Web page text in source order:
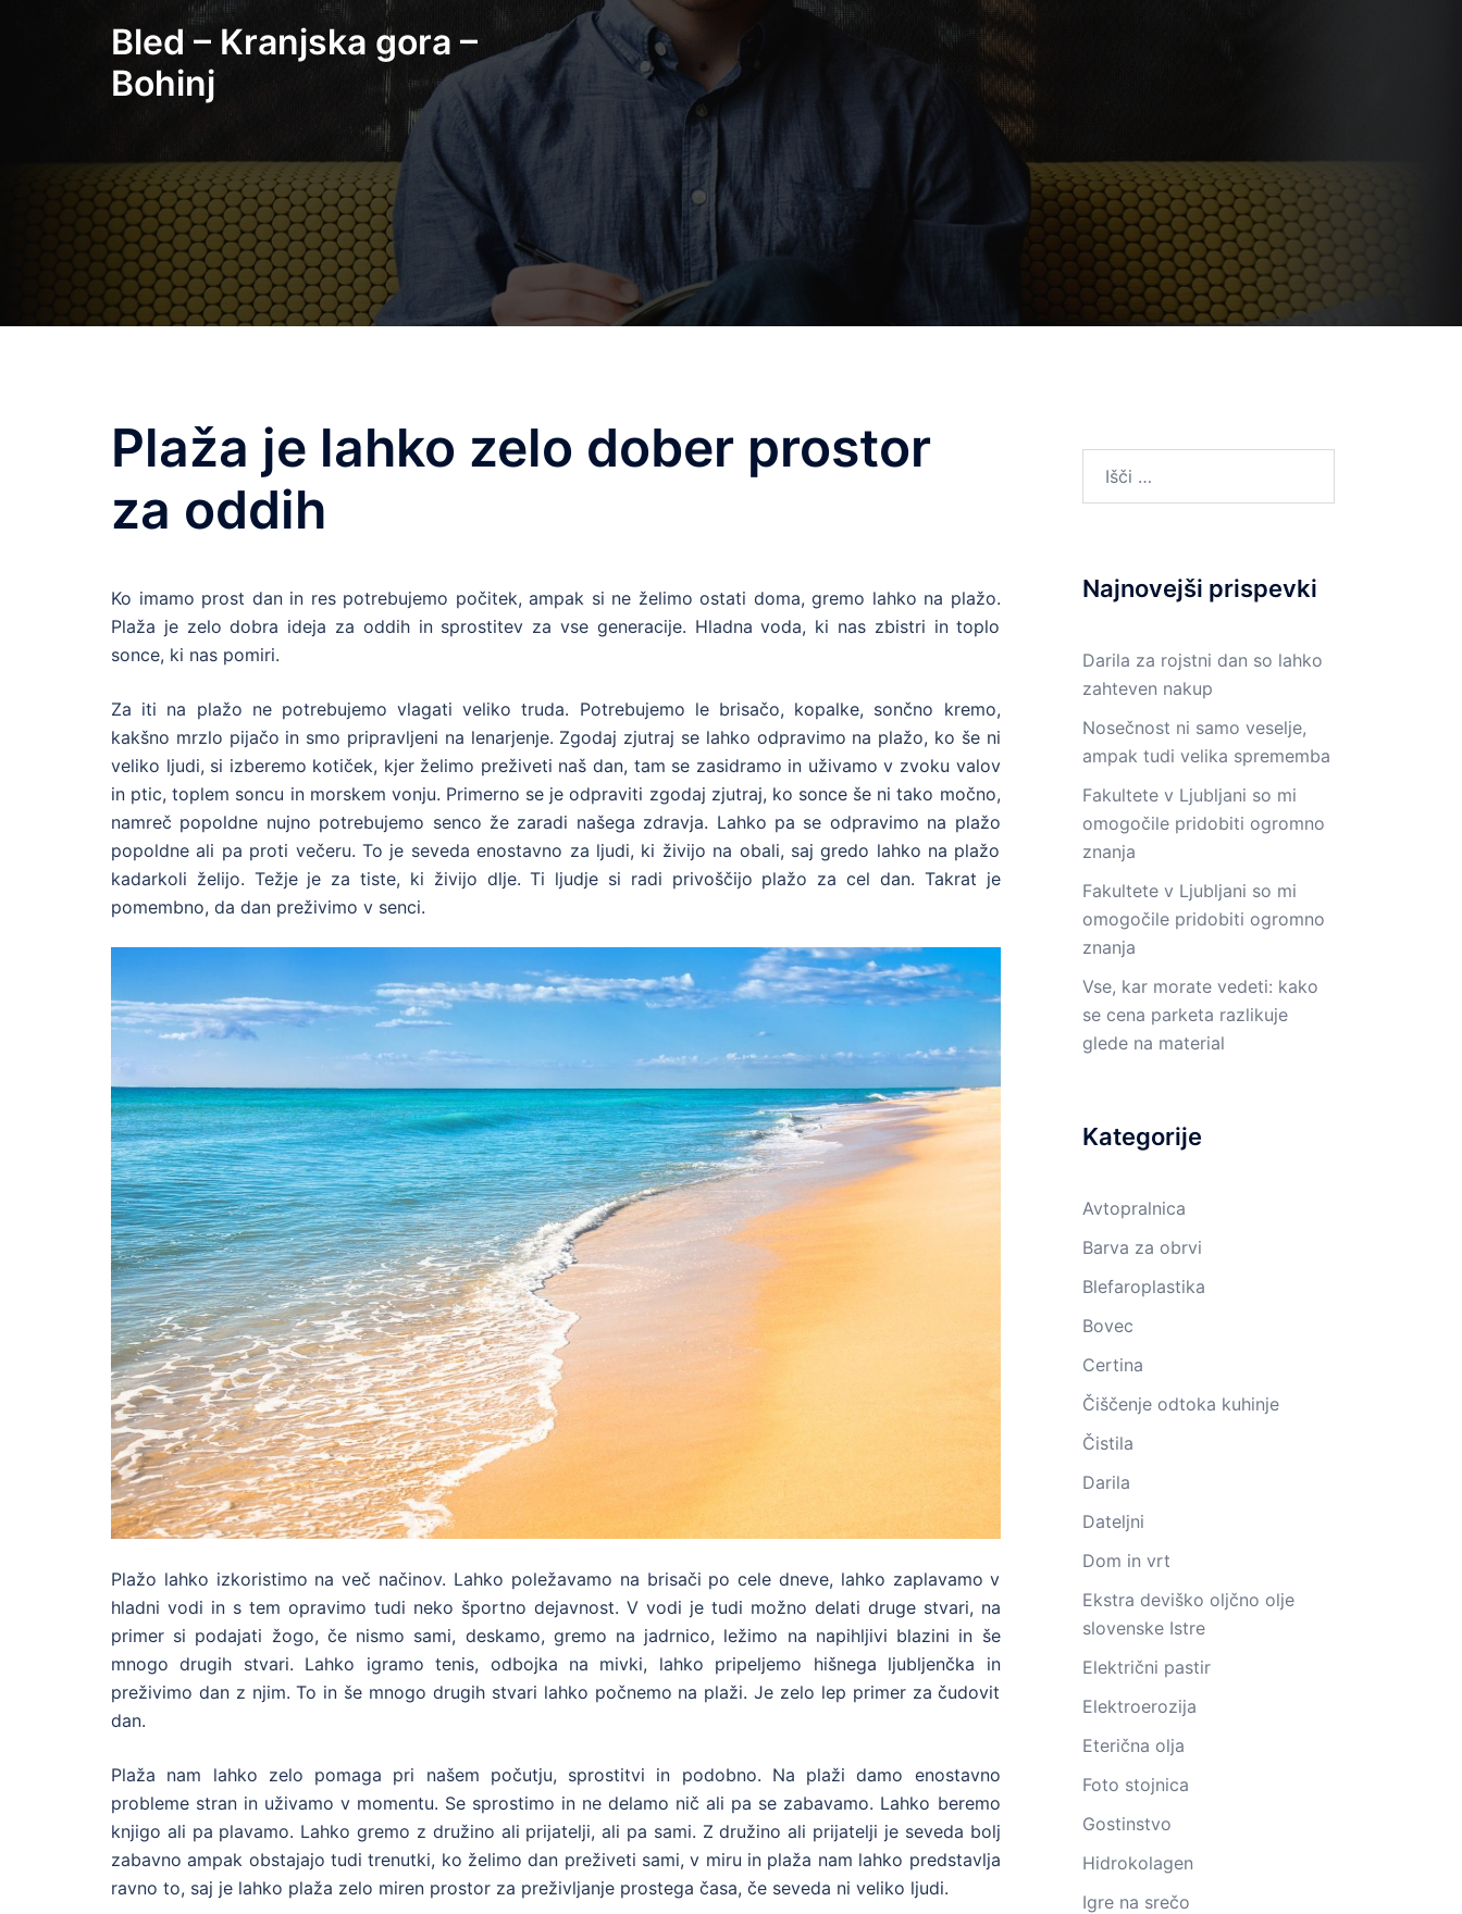
Bled – Kranjska gora –
Bohinj
Plaža je lahko zelo dober prostor
za oddih
Ko imamo prost dan in res potrebujemo počitek, ampak si ne želimo ostati doma, gremo lahko na plažo.
Plaža je zelo dobra ideja za oddih in sprostitev za vse generacije. Hladna voda, ki nas zbistri in toplo
sonce, ki nas pomiri.
Za iti na plažo ne potrebujemo vlagati veliko truda. Potrebujemo le brisačo, kopalke, sončno kremo,
kakšno mrzlo pijačo in smo pripravljeni na lenarjenje. Zgodaj zjutraj se lahko odpravimo na plažo, ko še ni
veliko ljudi, si izberemo kotiček, kjer želimo preživeti naš dan, tam se zasidramo in uživamo v zvoku valov
in ptic, toplem soncu in morskem vonju. Primerno se je odpraviti zgodaj zjutraj, ko sonce še ni tako močno,
namreč popoldne nujno potrebujemo senco že zaradi našega zdravja. Lahko pa se odpravimo na plažo
popoldne ali pa proti večeru. To je seveda enostavno za ljudi, ki živijo na obali, saj gredo lahko na plažo
kadarkoli želijo. Težje je za tiste, ki živijo dlje. Ti ljudje si radi privoščijo plažo za cel dan. Takrat je
pomembno, da dan preživimo v senci.
Plažo lahko izkoristimo na več načinov. Lahko poležavamo na brisači po cele dneve, lahko zaplavamo v
hladni vodi in s tem opravimo tudi neko športno dejavnost. V vodi je tudi možno delati druge stvari, na
primer si podajati žogo, če nismo sami, deskamo, gremo na jadrnico, ležimo na napihljivi blazini in še
mnogo drugih stvari. Lahko igramo tenis, odbojka na mivki, lahko pripeljemo hišnega ljubljenčka in
preživimo dan z njim. To in še mnogo drugih stvari lahko počnemo na plaži. Je zelo lep primer za čudovit
dan.
Plaža nam lahko zelo pomaga pri našem počutju, sprostitvi in podobno. Na plaži damo enostavno
probleme stran in uživamo v momentu. Se sprostimo in ne delamo nič ali pa se zabavamo. Lahko beremo
knjigo ali pa plavamo. Lahko gremo z družino ali prijatelji, ali pa sami. Z družino ali prijatelji je seveda bolj
zabavno ampak obstajajo tudi trenutki, ko želimo dan preživeti sami, v miru in plaža nam lahko predstavlja
ravno to, saj je lahko plaža zelo miren prostor za preživljanje prostega časa, če seveda ni veliko ljudi.
Najnovejši prispevki
Darila za rojstni dan so lahko
zahteven nakup
Nosečnost ni samo veselje,
ampak tudi velika sprememba
Fakultete v Ljubljani so mi
omogočile pridobiti ogromno
znanja
Fakultete v Ljubljani so mi
omogočile pridobiti ogromno
znanja
Vse, kar morate vedeti: kako
se cena parketa razlikuje
glede na material
Kategorije
Avtopralnica
Barva za obrvi
Blefaroplastika
Bovec
Certina
Čiščenje odtoka kuhinje
Čistila
Darila
Dateljni
Dom in vrt
Ekstra deviško oljčno olje
slovenske Istre
Električni pastir
Elektroerozija
Eterična olja
Foto stojnica
Gostinstvo
Hidrokolagen
Igre na srečo